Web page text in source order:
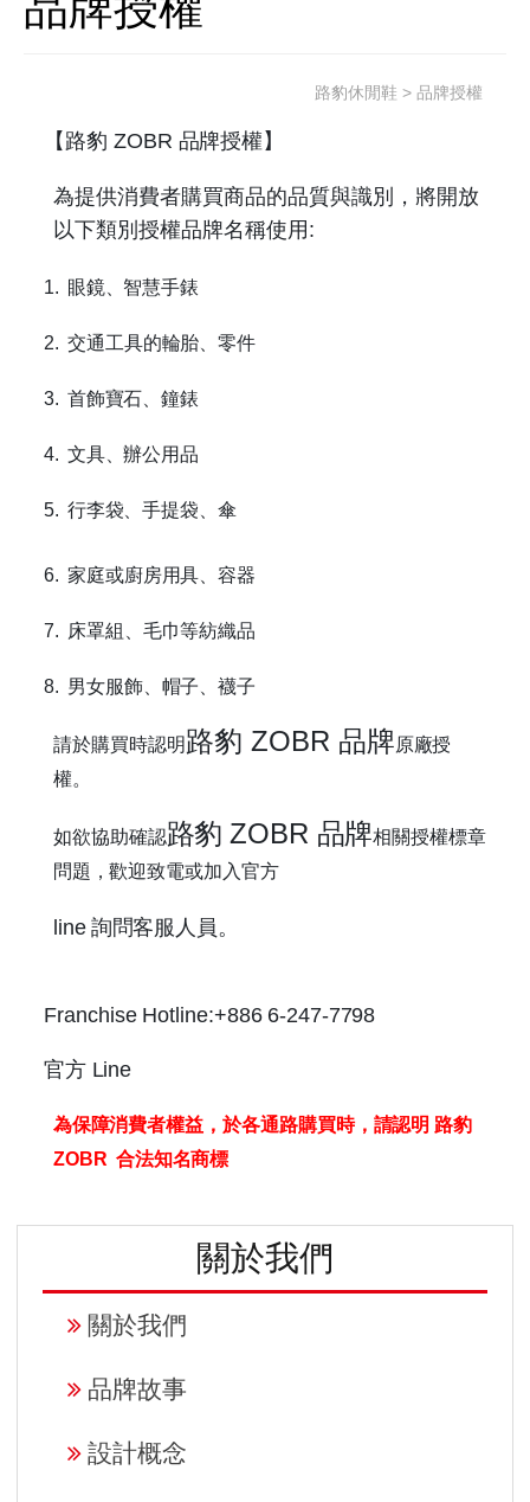
關於我們
關於我們
品牌故事
設計概念
路豹休閒鞋 > 品牌授權
【路豹 ZOBR 品牌授權】
為提供消費者購買商品的品質與識別，將開放
以下類別授權品牌名稱使用 :
1. 眼鏡、智慧手錶
2. 交通工具的輪胎、零件
3. 首飾寶石、鐘錶
4. 文具、辦公用品
5. 行李袋、手提袋、傘
6. 家庭或廚房用具、容器
7. 床罩組、毛巾等紡織品
8. 男女服飾、帽子、襪子
請於購買時認明路豹 ZOBR 品牌原廠授
權。
如欲協助確認路豹ZOBR 品牌相關授權標章
問題，歡迎致電或加入官方
line 詢問客服人員。
Franchise Hotline:+886 6-247-7798
官方 Line
為保障消費者權益，於各通路購買時，請認明 路豹
ZOBR 合法知名商標